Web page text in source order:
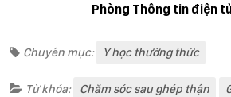
Phòng Thông tin điện
Chuyên mục: Y học thường thức
Từ khóa: Chăm sóc sau ghép thận